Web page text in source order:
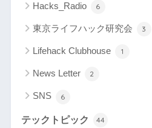
Hacks_Radio 6
東京ライフハック研究会 3
Lifehack Clubhouse 1
News Letter 2
SNS 6
テックトピック 44